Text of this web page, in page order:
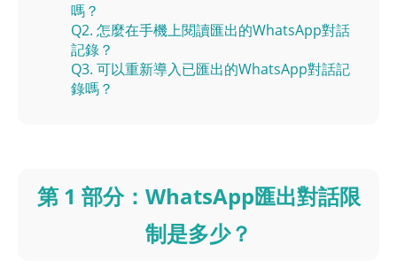
嗎？
Q2. 怎麼在手機上閱讀匯出的WhatsApp對話
記錄？
Q3. 可以重新導入已匯出的WhatsApp對話記
錄嗎？
第 1 部分：WhatsApp匯出對話限
制是多少？